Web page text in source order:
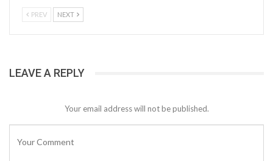
PREV NEXT
LEAVE A REPLY
Your email address will not be published.